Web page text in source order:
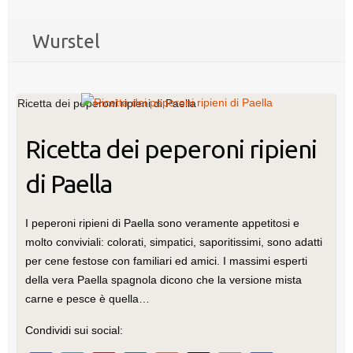
Wurstel
Ricetta dei peperoni ripieni di Paella
Ricetta dei peperoni ripieni
di Paella
I peperoni ripieni di Paella sono veramente appetitosi e
molto conviviali: colorati, simpatici, saporitissimi, sono adatti
per cene festose con familiari ed amici. I massimi esperti
della vera Paella spagnola dicono che la versione mista
carne e pesce è quella…
Condividi sui social: